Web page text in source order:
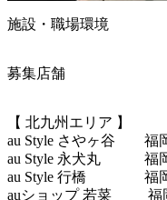
施設・職場環境
募集店舗
【 北九州エリア 】
au Style さやヶ谷　　
au Style 永犬丸　　　
au Style 行橋　　　　福
auショップ 若菜　　